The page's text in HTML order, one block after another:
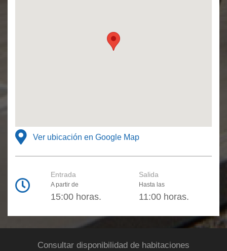
Ver ubicación en Google Map
Entrada
A partir de
15:00 horas.
Salida
Hasta las
11:00 horas.
Consultar disponibilidad de habitaciones